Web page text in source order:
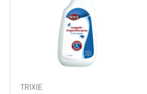
TRIXIE